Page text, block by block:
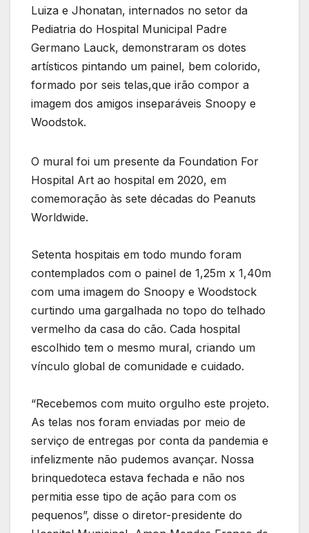
Luiza e Jhonatan, internados no setor da
Pediatria do Hospital Municipal Padre
Germano Lauck, demonstraram os dotes
artísticos pintando um painel, bem colorido,
formado por seis telas,que irão compor a
imagem dos amigos inseparáveis Snoopy e
Woodstok.
O mural foi um presente da Foundation For
Hospital Art ao hospital em 2020, em
comemoração às sete décadas do Peanuts
Worldwide.
Setenta hospitais em todo mundo foram
contemplados com o painel de 1,25m x 1,40m
com uma imagem do Snoopy e Woodstock
curtindo uma gargalhada no topo do telhado
vermelho da casa do cão. Cada hospital
escolhido tem o mesmo mural, criando um
vínculo global de comunidade e cuidado.
“Recebemos com muito orgulho este projeto.
As telas nos foram enviadas por meio de
serviço de entregas por conta da pandemia e
infelizmente não pudemos avançar. Nossa
brinquedoteca estava fechada e não nos
permitia esse tipo de ação para com os
pequenos”, disse o diretor-presidente do